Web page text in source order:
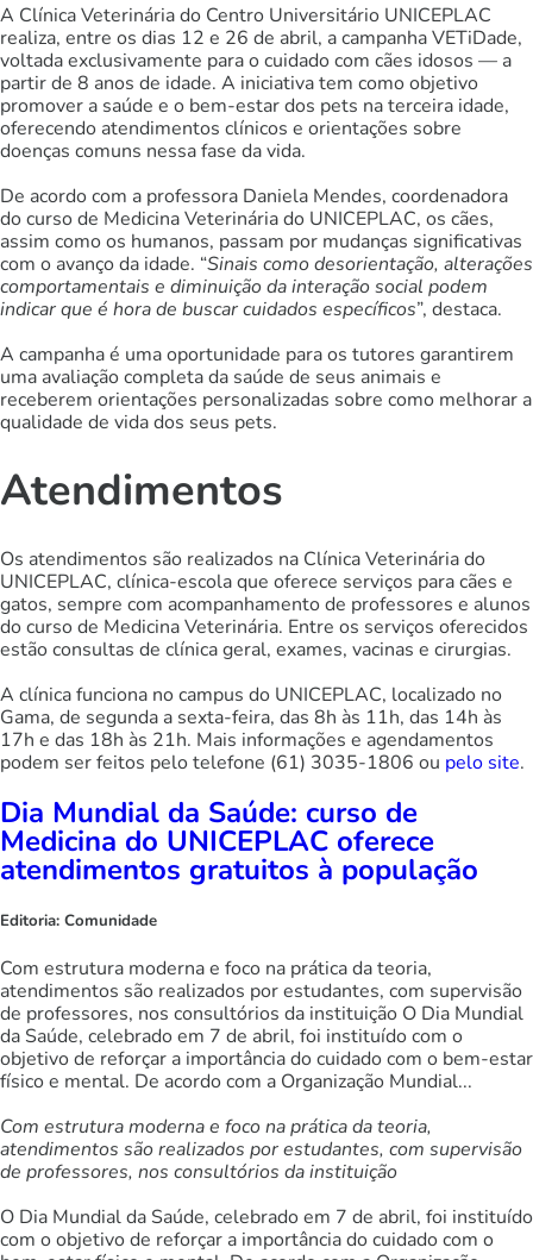
A Clínica Veterinária do Centro Universitário UNICEPLAC
realiza, entre os dias 12 e 26 de abril, a campanha VETiDade,
voltada exclusivamente para o cuidado com cães idosos — a
partir de 8 anos de idade. A iniciativa tem como objetivo
promover a saúde e o bem-estar dos pets na terceira idade,
oferecendo atendimentos clínicos e orientações sobre
doenças comuns nessa fase da vida.
De acordo com a professora Daniela Mendes, coordenadora
do curso de Medicina Veterinária do UNICEPLAC, os cães,
assim como os humanos, passam por mudanças significativas
com o avanço da idade. “Sinais como desorientação, alterações
comportamentais e diminuição da interação social podem
indicar que é hora de buscar cuidados específicos”, destaca.
A campanha é uma oportunidade para os tutores garantirem
uma avaliação completa da saúde de seus animais e
receberem orientações personalizadas sobre como melhorar a
qualidade de vida dos seus pets.
Atendimentos
Os atendimentos são realizados na Clínica Veterinária do
UNICEPLAC, clínica-escola que oferece serviços para cães e
gatos, sempre com acompanhamento de professores e alunos
do curso de Medicina Veterinária. Entre os serviços oferecidos
estão consultas de clínica geral, exames, vacinas e cirurgias.
A clínica funciona no campus do UNICEPLAC, localizado no
Gama, de segunda a sexta-feira, das 8h às 11h, das 14h às
17h e das 18h às 21h. Mais informações e agendamentos
podem ser feitos pelo telefone (61) 3035-1806 ou pelo site.
Dia Mundial da Saúde: curso de
Medicina do UNICEPLAC oferece
atendimentos gratuitos à população
Editoria: Comunidade
Com estrutura moderna e foco na prática da teoria,
atendimentos são realizados por estudantes, com supervisão
de professores, nos consultórios da instituição O Dia Mundial
da Saúde, celebrado em 7 de abril, foi instituído com o
objetivo de reforçar a importância do cuidado com o bem-estar
físico e mental. De acordo com a Organização Mundial...
Com estrutura moderna e foco na prática da teoria,
atendimentos são realizados por estudantes, com supervisão
de professores, nos consultórios da instituição
O Dia Mundial da Saúde, celebrado em 7 de abril, foi instituído
com o objetivo de reforçar a importância do cuidado com o